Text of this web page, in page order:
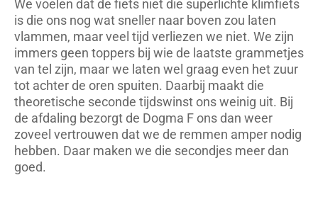
We voelen dat de fiets niet die superlichte klimfiets
is die ons nog wat sneller naar boven zou laten
vlammen, maar veel tijd verliezen we niet. We zijn
immers geen toppers bij wie de laatste grammetjes
van tel zijn, maar we laten wel graag even het zuur
tot achter de oren spuiten. Daarbij maakt die
theoretische seconde tijdswinst ons weinig uit. Bij
de afdaling bezorgt de Dogma F ons dan weer
zoveel vertrouwen dat we de remmen amper nodig
hebben. Daar maken we die secondjes meer dan
goed.